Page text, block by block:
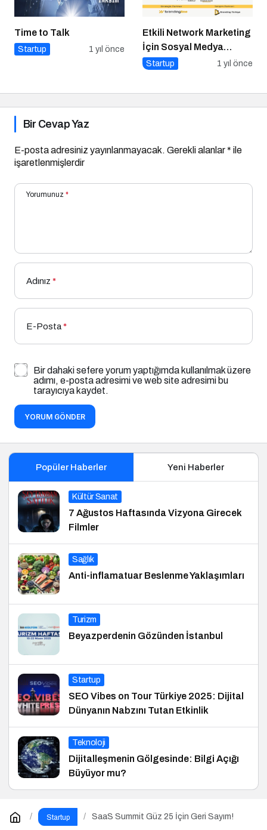
Time to Talk
Startup 1 yıl önce
Etkili Network Marketing
İçin Sosyal Medya
Etkinliği İçin Geri Sayım!
Startup 1 yıl önce
Bir Cevap Yaz
E-posta adresiniz yayınlanmayacak. Gerekli alanlar* ile
işaretlenmişlerdir
Yorumunuz *
Adınız *
E-Posta*
Bir dahaki sefere yorum yaptığımda kullanılmak üzere
adımı, e-posta adresimi ve web site adresimi bu
tarayıcıya kaydet.
YORUM GÖNDER
Popüler Haberler Yeni Haberler
Kültür Sanat
7 Ağustos Haftasında Vizyona Girecek
Filmler
Sağlık
Anti-inflamatuar Beslenme Yaklaşımları
Turizm
Beyazperdenin Gözünden İstanbul
Startup
SEO Vibes on Tour Türkiye 2025: Dijital
Dünyanın Nabzını Tutan Etkinlik
Teknoloji
Dijitalleşmenin Gölgesinde: Bilgi Açığı
Büyüyor mu?
Startup SaaS Summit Güz 25 İçin Geri Sayım!